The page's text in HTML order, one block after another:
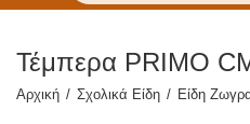
Τέμπερα PRIMO
Αρχική / Σχολικά Είδη / Είδη